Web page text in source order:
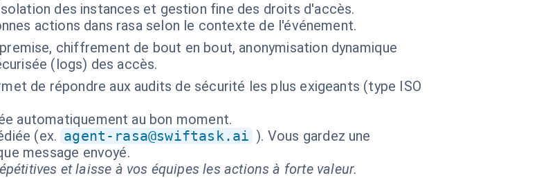
des instances et gestion fine des droits d'accès.
actions dans rasa selon le contexte de l'événement.
chiffrement de bout en bout, anonymisation dynamique
(logs) des accès.
de répondre aux audits de sécurité les plus exigeants (type ISO
automatiquement au bon moment.
(ex. agent-rasa@swiftask.ai ). Vous gardez une
message envoyé.
et laisse à vos équipes les actions à forte valeur.